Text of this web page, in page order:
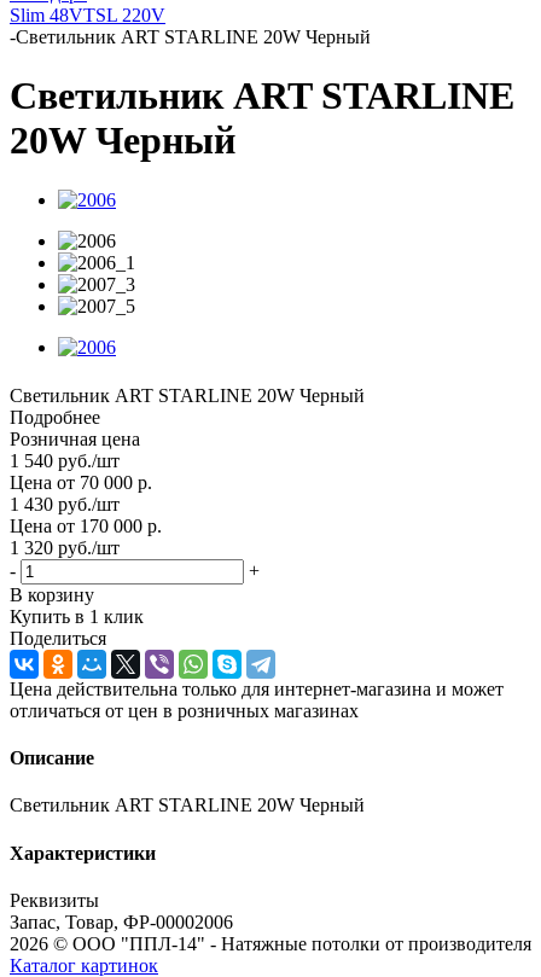
Slim 48VTSL 220V
-Светильник ART STARLINE 20W Черный
Светильник ART STARLINE
20W Черный
Светильник ART STARLINE 20W Черный
Подробнее
Розничная цена
1 540 руб./шт
Цена от 70 000 р.
1 430 руб./шт
Цена от 170 000 р.
1 320 руб./шт
-
+
В корзину
Купить в 1 клик
Поделиться
Цена действительна только для интернет-магазина и может
отличаться от цен в розничных магазинах
Описание
Светильник ART STARLINE 20W Черный
Характеристики
Реквизиты
Запас, Товар, ФР-00002006
2026 © ООО "ППЛ-14" - Натяжные потолки от производителя
Каталог картинок